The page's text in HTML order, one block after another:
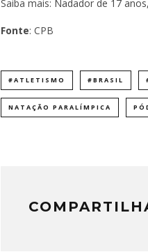
Saiba mais: Nadador de 17
Fonte: CPB
#ATLETISMO #BRASIL
NATAÇÃO PARALÍMPICA